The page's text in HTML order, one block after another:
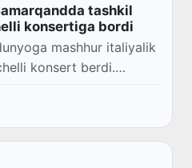
tashkil
konsertiga bordi
mashhur italiyalik
konsert berdi.
rahbari Saida
boʻldi.